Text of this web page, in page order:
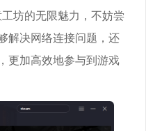
坊的无限魅力，不妨尝
解决网络连接问题，还
更加高效地参与到游戏